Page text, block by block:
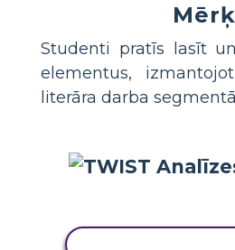
Studenti pratīs lasīt
elementus,
literāra darba